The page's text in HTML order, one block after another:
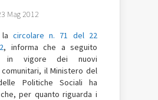
Mag 2012
circolare n. 71 del 22
, informa che a seguito
in vigore dei nuovi
il Ministero del
Politiche Sociali ha
per quanto riguarda i